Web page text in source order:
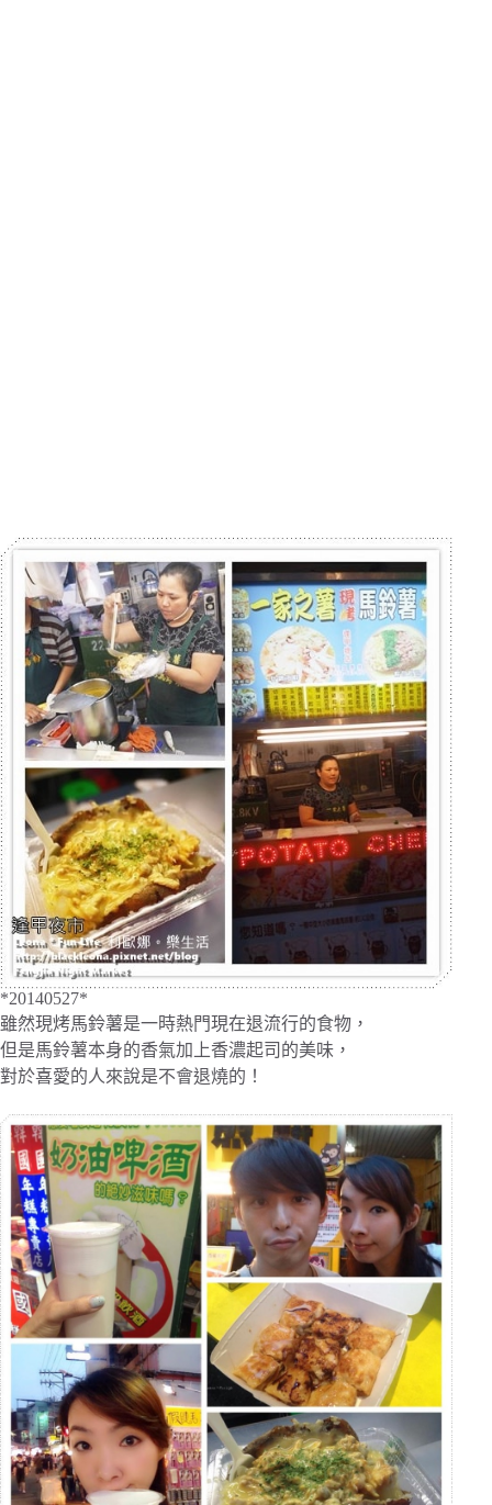
*20140527*
雖然現烤馬鈴薯是一時熱門現在退流行的食物，
但是馬鈴薯本身的香氣加上香濃起司的美味，
對於喜愛的人來說是不會退燒的！